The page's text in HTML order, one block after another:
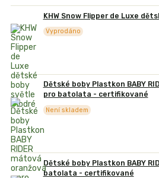
KHW Snow Flipper de Luxe
Vyprodáno
Dětské boby Plastkon BABY
pro batolata - certifikované
Není skladem
Dětské boby Plastkon BABY
batolata - certifikované